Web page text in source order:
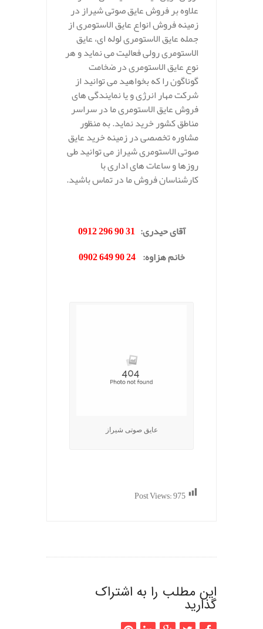
علاوه بر فروش عایق صوتی شیراز در
زمینه فروش انواع عایق الاستومری از
جمله عایق الاستومری لوله ای، عایق
الاستومری رولی فعالیت می نماید و هر
نوع عایق الاستومری در ضخامت
گوناگون را که بخواهید می توانید از
شرکت مهار انرژی و یا نمایندگی های
فروش عایق الاستومری ما در سراسر
مناطق کشور خرید نماید. به منظور
مشاوره تخصصی در زمینه خرید عایق
صوتی الاستومری شیراز می توانید طی
روزها و ساعات های اداری با
کارشناسان فروش ما در تماس باشید.
آقای حیدری:
31 90 296 0912
خانم هزاوه:
24 90 649 0902
عایق صوتی شیراز
Post Views:975
این مطلب را به اشتراک
گذارید